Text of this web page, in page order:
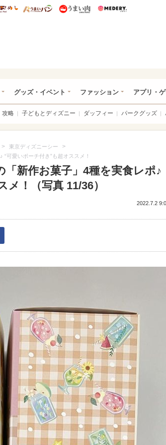
ィズニー特集
うまいめし うまいパン うまい肉
グッズ・イベント ファッション アプリ・
攻略 子どもとディズニー ダッフィー パークグッズ
> 東京ディズニーシー >
可愛いポーチ付き”も超オススメ！
「新作お菓子」4種を実食レポ♪
！（写真 11/36）
2022.7.2